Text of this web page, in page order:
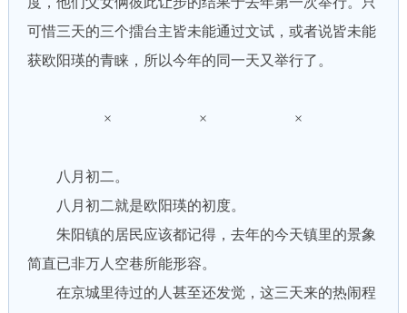
可惜三天的三个擂台主皆未能通过文试，或者说皆未能
获欧阳瑛的青睐，所以今年的同一天又举行了。
× × ×
八月初二。
八月初二就是欧阳瑛的初度。
朱阳镇的居民应该都记得，去年的今天镇里的景象
简直已非万人空巷所能形容。
在京城里待过的人甚至还发觉，这三天来的热闹程